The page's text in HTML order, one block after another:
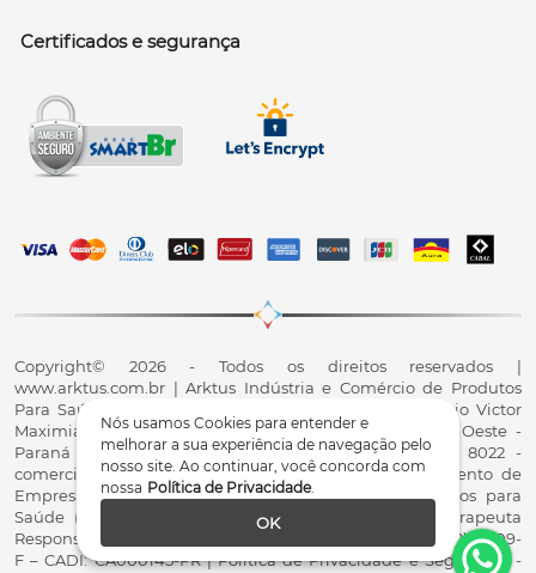
Nós usamos Cookies para entender e
melhorar a sua experiência de navegação pelo
nosso site. Ao continuar, você concorda com
nossa Política de Privacidade.
OK
Certificados e segurança
Copyright© 2026 - Todos os direitos reservados |
www.arktus.com.br | Arktus Indústria e Comércio de Produtos
Para Saúde Ltda | CNPJ: 01.417.367/0001-78 | R. Antônio Victor
Maximiano, 107, Parque Industrial II, Santa Tereza do Oeste -
Paraná - CEP 85825-900 - Fale conosco: 0800 200 8022 -
comercial@arktus.com.br | Autorização de Funcionamento de
Empresa - AFE/ANVISA - Para Fabricação de Produtos para
Saúde (Correlatos): 8.02.844-5 (UX418X102741) - Fisioterapeuta
Responsável Técnico Dr. Alex Fernando Zani - Crefito8(PR): 8409-
F – CADI: CA000145-PR | Política de Privacidade e Segurança -